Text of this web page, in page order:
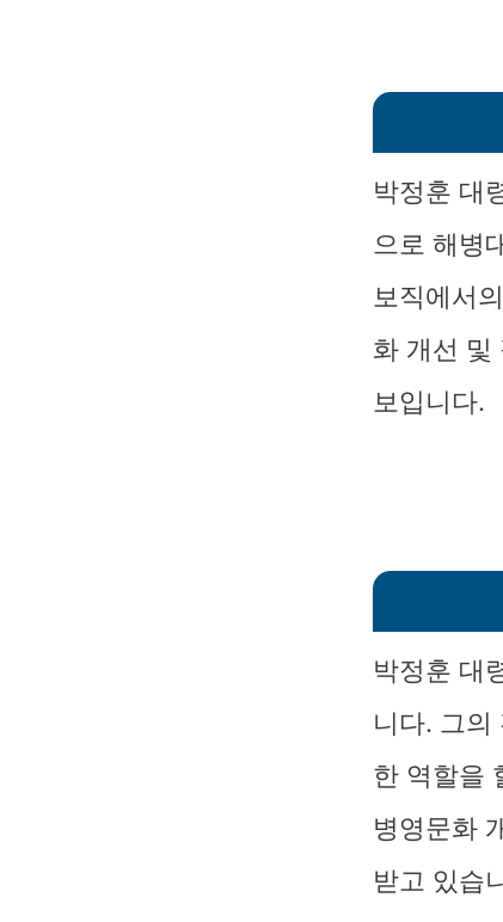
박정훈 대
으로 해병
보직에서
화 개선 및
보입니다.
박정훈 대
니다. 그의
한 역할을
병영문화
받고 있습